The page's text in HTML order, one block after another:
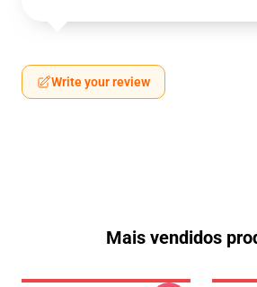
Write your review
Mais vendidos